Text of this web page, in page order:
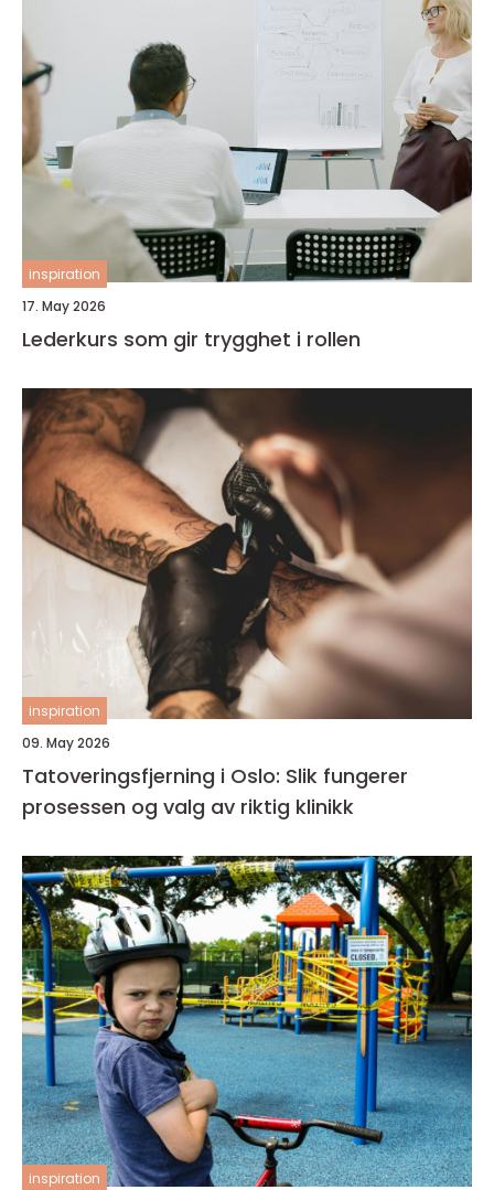
inspiration
17. May 2026
Lederkurs som gir trygghet i rollen
inspiration
09. May 2026
Tatoveringsfjerning i Oslo: Slik fungerer
prosessen og valg av riktig klinikk
inspiration